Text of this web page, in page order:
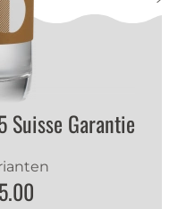
Suisse Garantie